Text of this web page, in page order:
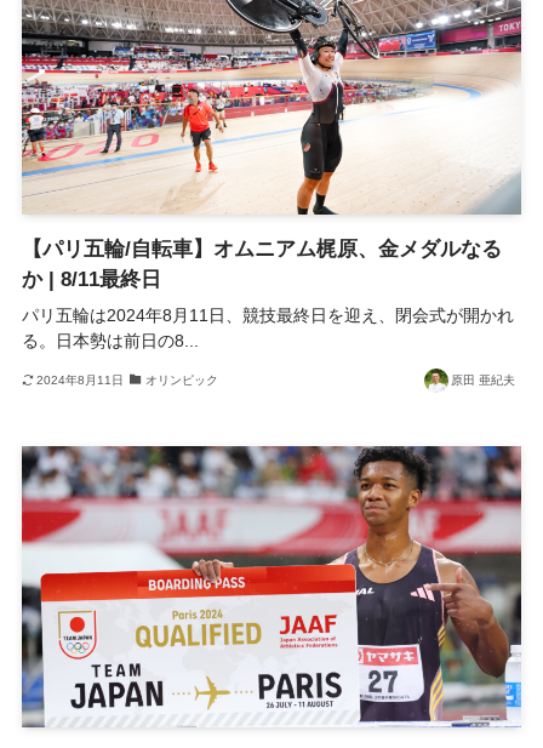
【パリ五輪/自転車】オムニアム梶原、金メダルなる
か | 8/11最終日
パリ五輪は2024年8月11日、競技最終日を迎え、閉会式が開かれ
る。日本勢は前日の8...
2024年8月11日 オリンピック 原田 亜紀夫